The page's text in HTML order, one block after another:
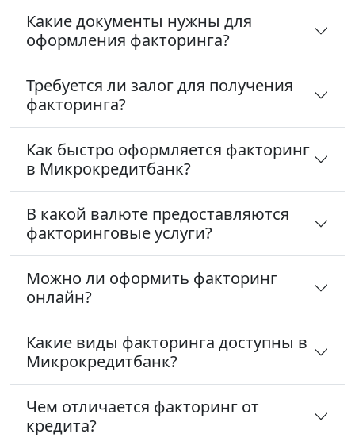
Какие документы нужны для
оформления факторинга?
Требуется ли залог для получения
факторинга?
Как быстро оформляется факторинг
в Микрокредитбанк?
В какой валюте предоставляются
факторинговые услуги?
Можно ли оформить факторинг
онлайн?
Какие виды факторинга доступны в
Микрокредитбанк?
Чем отличается факторинг от
кредита?